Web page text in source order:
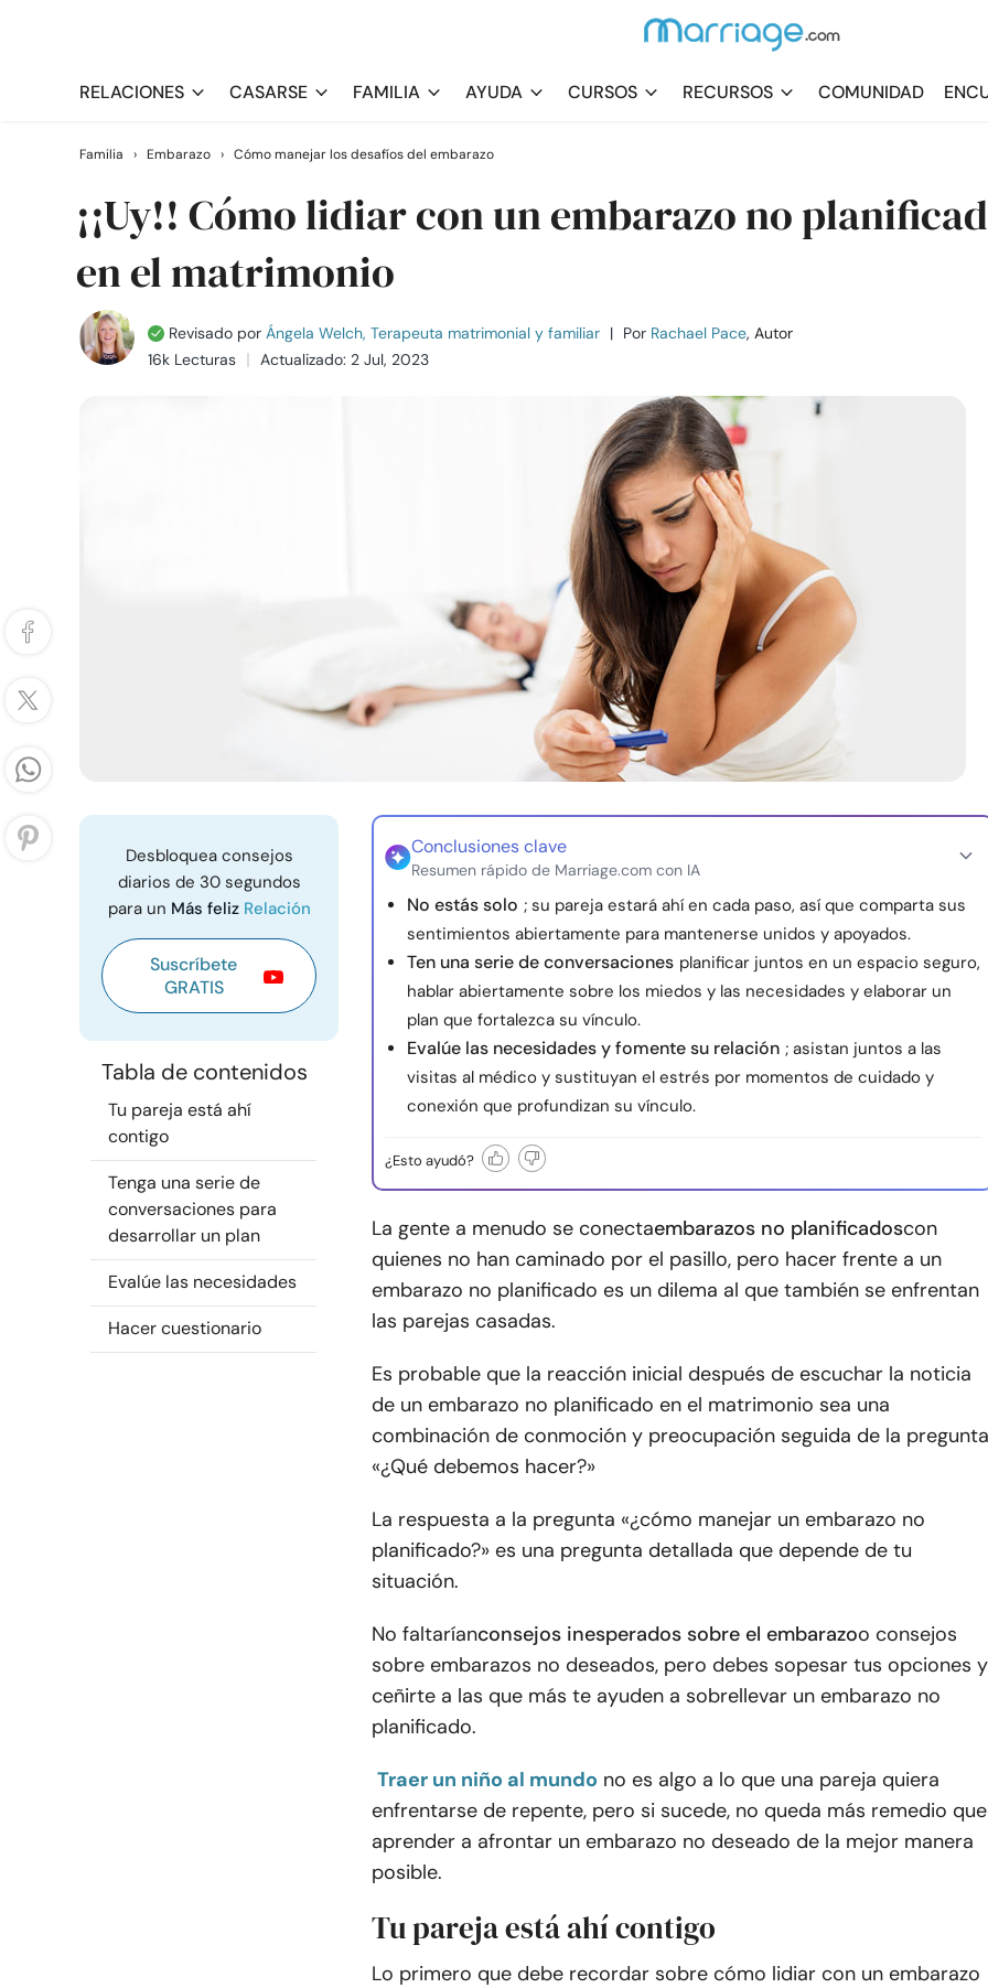
RELACIONES CASARSE FAMILIA AYUDA CURSOS RECURSOS COMUNIDAD
Familia › Embarazo › Cómo manejar los desafíos del embarazo
¡¡Uy!! Cómo lidiar con un embarazo no
en el matrimonio
Revisado por Ángela Welch, Terapeuta matrimonial y familiar | Por Rachael Pace, Autor
16k Lecturas
Actualizado: 2 Jul, 2023
Desbloquea consejos
diarios de 30 segundos
para un Más feliz Relación
Suscríbete
GRATIS
Tabla de contenidos
Tu pareja está ahí
contigo
Tenga una serie de
conversaciones para
desarrollar un plan
Evalúe las necesidades
Hacer cuestionario
Conclusiones clave
Resumen rápido de Marriage.com con IA
No estás solo ; su pareja estará ahí en cada paso, así que comparta sus
sentimientos abiertamente para mantenerse unidos y apoyados.
Ten una serie de conversaciones planificar juntos en un espacio seguro,
hablar abiertamente sobre los miedos y las necesidades y elaborar un
plan que fortalezca su vínculo.
Evalúe las necesidades y fomente su relación ; asistan juntos a las
visitas al médico y sustituyan el estrés por momentos de cuidado y
conexión que profundizan su vínculo.
¿Esto ayudó?
La gente a menudo se conectaembarazos no planificadoscon
quienes no han caminado por el pasillo, pero hacer frente a un
embarazo no planificado es un dilema al que también se enfrentan
las parejas casadas.
Es probable que la reacción inicial después de escuchar la noticia
de un embarazo no planificado en el matrimonio sea una
combinación de conmoción y preocupación seguida de la
«¿Qué debemos hacer?»
La respuesta a la pregunta «¿cómo manejar un embarazo no
planificado?» es una pregunta detallada que depende de tu
situación.
No faltaríanconsejos inesperados sobre el embarazoo consejos
sobre embarazos no deseados, pero debes sopesar tus opciones y
ceñirte a las que más te ayuden a sobrellevar un embarazo no
planificado.
Traer un niño al mundo no es algo a lo que una pareja quiera
enfrentarse de repente, pero si sucede, no queda más remedio que
aprender a afrontar un embarazo no deseado de la mejor manera
posible.
Tu pareja está ahí contigo
Lo primero que debe recordar sobre cómo lidiar con un embarazo